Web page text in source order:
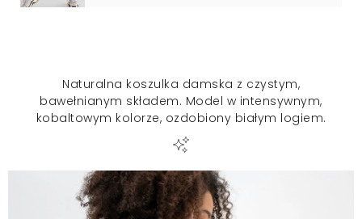
Naturalna koszulka damska z czystym,
bawełnianym składem. Model w intensywnym,
kobaltowym kolorze, ozdobiony białym logiem.